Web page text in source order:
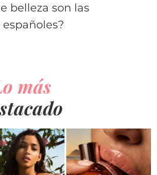
belleza son las
más